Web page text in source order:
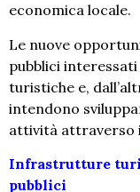
economica locale.
Le nuove
pubblici
turistiche e,
intendono
attività attraverso
Infrastrutture
pubblici